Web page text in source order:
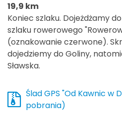
19,9 km
Koniec szlaku. Dojeżdżamy
szlaku rowerowego
(oznakowanie czerwone).
dojedziemy do Goliny,
Sławska.
Ślad GPS "Od Kawnic w
pobrania)